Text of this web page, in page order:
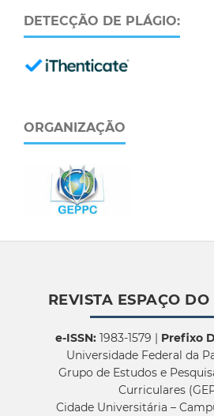
DETECÇÃO DE PLÁGIO:
ORGANIZAÇÃO
REVISTA ESPAÇO
e-ISSN:1983-1579 | Prefixo
Universidade Federal da
Grupo de Estudos e
Curriculares
Cidade Universitária –